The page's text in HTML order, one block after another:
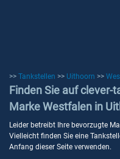
>> Tankstellen >> Uithoorn >>
Finden Sie auf clever-
Marke Westfalen in
Leider betreibt Ihre bevorzugte
Vielleicht finden Sie eine
Anfang dieser Seite verwenden.